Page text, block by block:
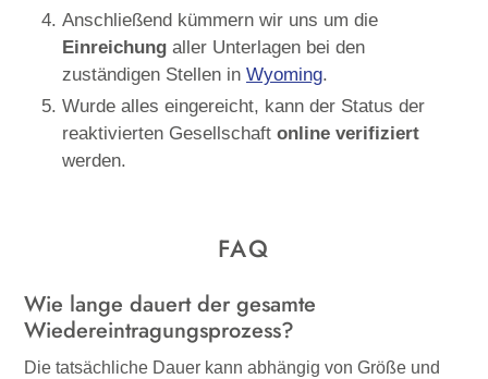
Anschließend kümmern wir uns um die
Einreichung aller Unterlagen bei den
zuständigen Stellen in Wyoming.
Wurde alles eingereicht, kann der Status der
reaktivierten Gesellschaft online verifiziert
werden.
FAQ
Wie lange dauert der gesamte
Wiedereintragungsprozess?
Die tatsächliche Dauer kann abhängig von Größe und